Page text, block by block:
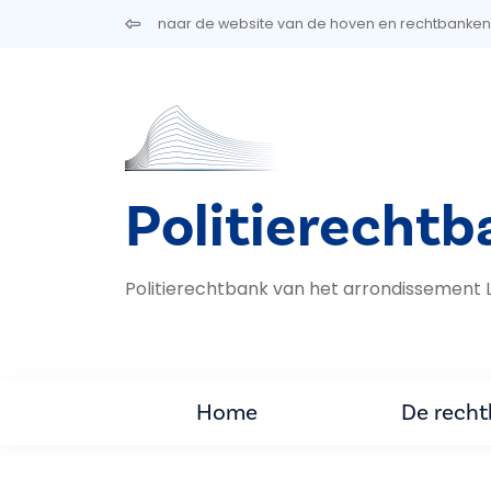
Overslaan en naar de inhoud gaannaar de website van de hoven en rechtbanken
Politierechtbank van het arrondissement
Home De